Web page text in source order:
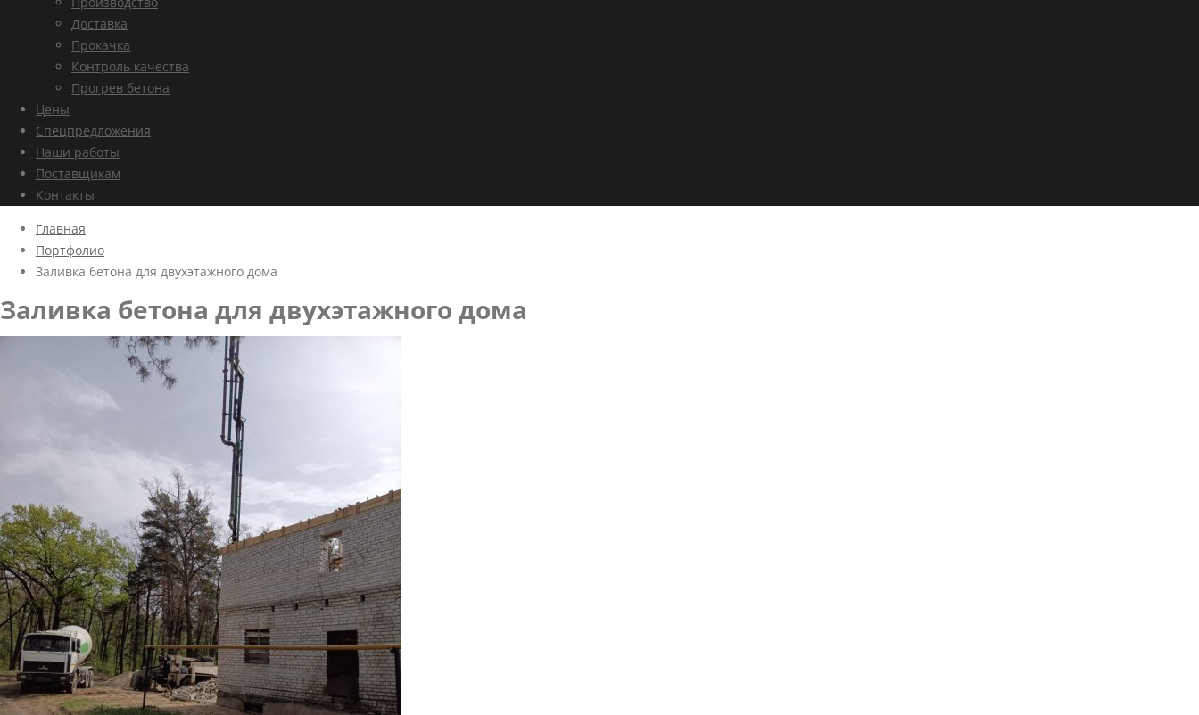
Доставка
Прокачка
Контроль качества
Прогрев бетона
Цены
Спецпредложения
Наши работы
Поставщикам
Контакты
Главная
Портфолио
Заливка бетона для двухэтажного дома
Заливка бетона для двухэтажного дома